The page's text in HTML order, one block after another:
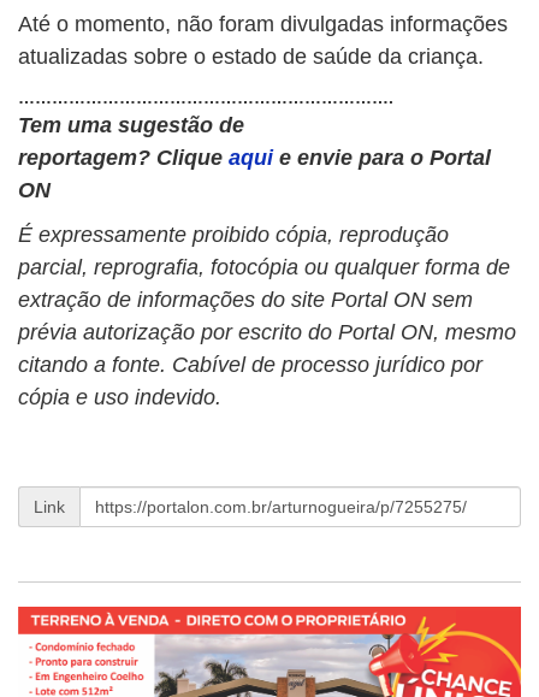
Até o momento, não foram divulgadas informações
atualizadas sobre o estado de saúde da criança.
………………………………………………………….
Tem uma sugestão de
reportagem? Clique aqui e envie para o Portal
ON
É expressamente proibido cópia, reprodução
parcial, reprografia, fotocópia ou qualquer forma de
extração de informações do site Portal ON sem
prévia autorização por escrito do Portal ON, mesmo
citando a fonte. Cabível de processo jurídico por
cópia e uso indevido.
Link